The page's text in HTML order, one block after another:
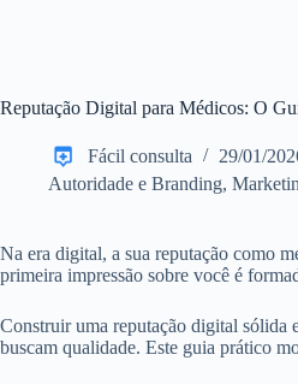
Reputação Digital para Médicos: O
Fácil consulta
29/01/
Autoridade e Branding,
Na era digital, a sua reputação como
primeira impressão sobre você é
Construir uma reputação digital sólida
buscam qualidade. Este guia prático